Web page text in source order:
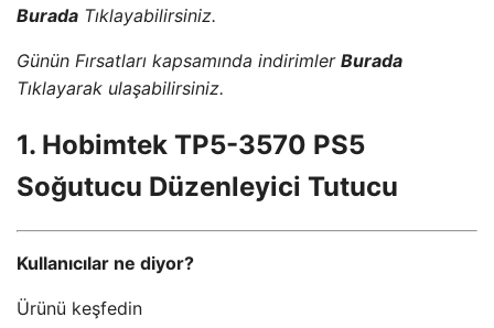
Burada Tıklayabilirsiniz.
Günün Fırsatları kapsamında indirimler Burada
Tıklayarak ulaşabilirsiniz.
1. Hobimtek TP5-3570 PS5
Soğutucu Düzenleyici Tutucu
Kullanıcılar ne diyor?
Ürünü keşfedin